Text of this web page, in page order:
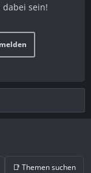
sein!
📑 Themen suchen